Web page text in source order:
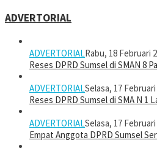
ADVERTORIAL
ADVERTORIALRabu, 18 Februari
Reses DPRD Sumsel di SMAN 8
ADVERTORIALSelasa, 17 Februari
Reses DPRD Sumsel di SMA N 1
ADVERTORIALSelasa, 17 Februari
Empat Anggota DPRD Sumsel